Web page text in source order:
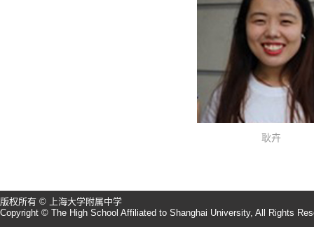
耿卉
版权所有 © 上海大学附属中学
Copyright © The High School Affiliated to Shanghai University, All Rights